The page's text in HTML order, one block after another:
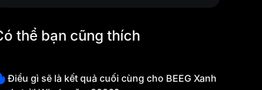
thể bạn cũng thích
Điều gì sẽ là kết quả cuối cùng cho BEEG Xanh